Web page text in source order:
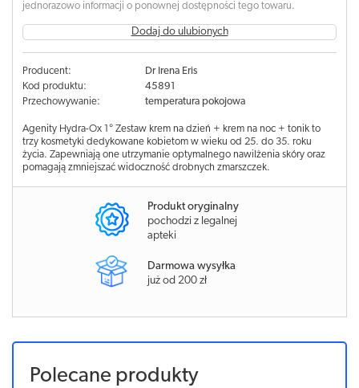
jednorazowo informacji o ponownej dostępności tego towaru.
Dodaj do ulubionych
Producent:
Dr Irena Eris
Kod produktu:
45891
Przechowywanie:
temperatura pokojowa
Agenity Hydra-Ox 1° Zestaw krem na dzień + krem na noc + tonik to
trzy kosmetyki dedykowane kobietom w wieku od 25. do 35. roku
życia. Zapewniają one utrzymanie optymalnego nawilżenia skóry oraz
pomagają zmniejszać widoczność drobnych zmarszczek.
Produkt oryginalny
pochodzi z legalnej
apteki
Darmowa wysyłka
już od 200 zł
Polecane produkty